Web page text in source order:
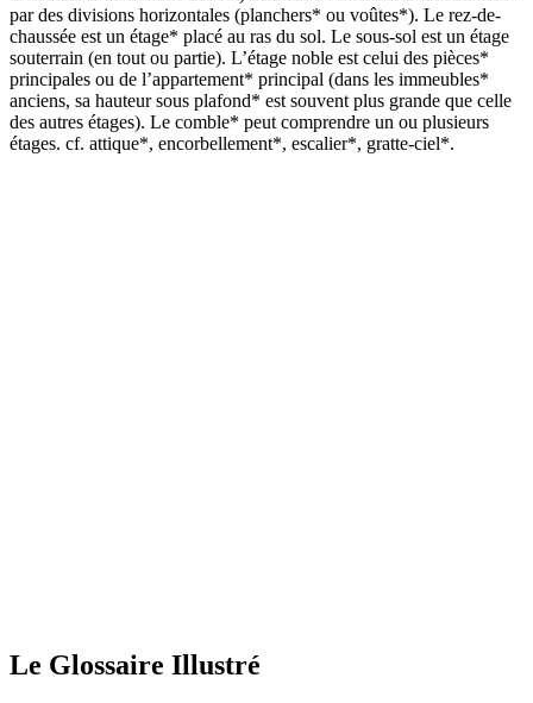
par des divisions horizontales (planchers* ou voûtes*). Le rez-de-
chaussée est un étage* placé au ras du sol. Le sous-sol est un étage
souterrain (en tout ou partie). L’étage noble est celui des pièces*
principales ou de l’appartement* principal (dans les immeubles*
anciens, sa hauteur sous plafond* est souvent plus grande que celle
des autres étages). Le comble* peut comprendre un ou plusieurs
étages. cf. attique*, encorbellement*, escalier*, gratte-ciel*.
Le Glossaire Illustré